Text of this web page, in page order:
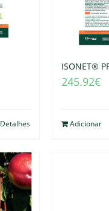
Detalhes
ISONET®
245.92€
Adicionar